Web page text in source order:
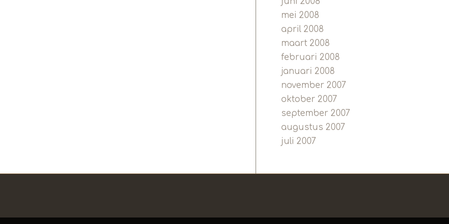
mei 2008
april 2008
maart 2008
februari 2008
januari 2008
november 2007
oktober 2007
september 2007
augustus 2007
juli 2007